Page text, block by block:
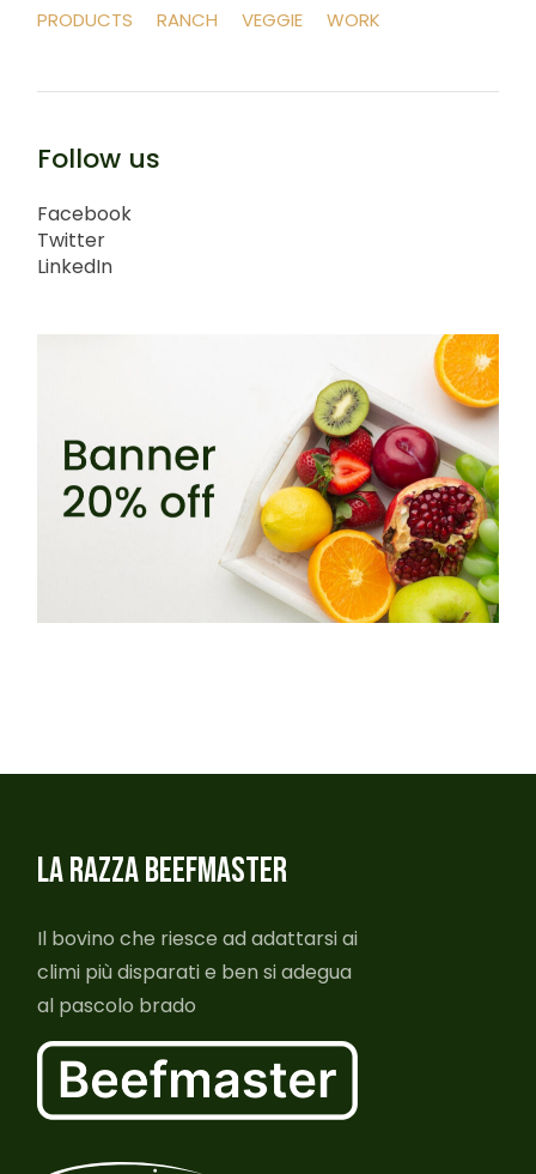
PRODUCTS RANCH VEGGIE WORK
Follow us
Facebook
Twitter
LinkedIn
LA RAZZA BEEFMASTER
Il bovino che riesce ad adattarsi ai
climi più disparati e ben si adegua
al pascolo brado